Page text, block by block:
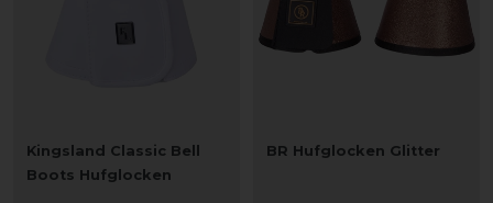
Kingsland Classic Bell
Boots Hufglocken
BR Hufglocken Glitter